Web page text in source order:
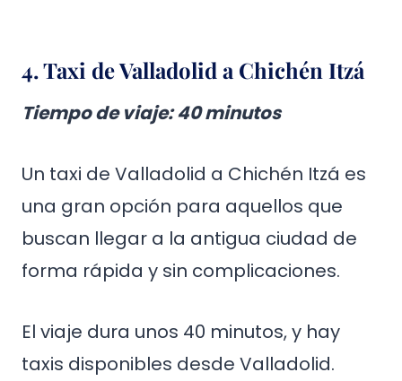
4. Taxi de Valladolid a Chichén Itzá
Tiempo de viaje: 40 minutos
Un taxi de Valladolid a Chichén Itzá es
una gran opción para aquellos que
buscan llegar a la antigua ciudad de
forma rápida y sin complicaciones.
El viaje dura unos 40 minutos, y hay
taxis disponibles desde Valladolid.